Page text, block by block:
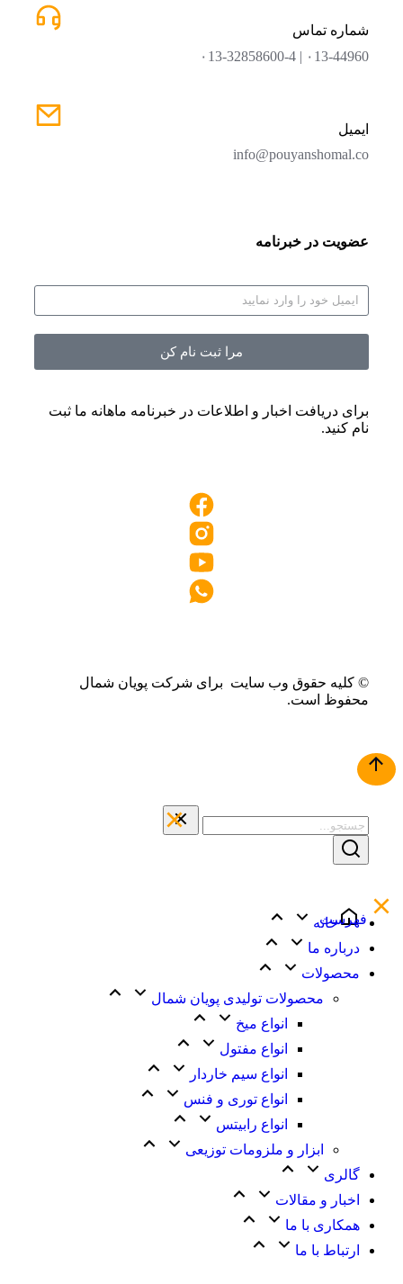
شماره تماس
۰13-44960 | ۰13-32858600-4
ایمیل
info@pouyanshomal.co
عضویت در خبرنامه
مرا ثبت نام کن
برای دریافت اخبار و اطلاعات در خبرنامه ماهانه ما ثبت
نام کنید.
© کلیه حقوق وب سایت برای شرکت پویان شمال
محفوظ است.
فهرست
خانه
درباره ما
محصولات
محصولات تولیدی پویان شمال
انواع میخ
انواع مفتول
انواع سیم خاردار
انواع توری و فنس
انواع رابیتس
ابزار و ملزومات توزیعی
گالری
اخبار و مقالات
همکاری با ما
ارتباط با ما